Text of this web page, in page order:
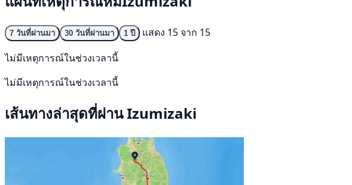
7 วันที่ผ่านมา 30 วันที่ผ่านมา 1 ปี
แสดง 15 จาก 15
ไม่มีเหตุการณ์ในช่วงเวลานี้
ไม่มีเหตุการณ์ในช่วงเวลานี้
เส้นทางล่าสุดที่ผ่าน Izumizaki